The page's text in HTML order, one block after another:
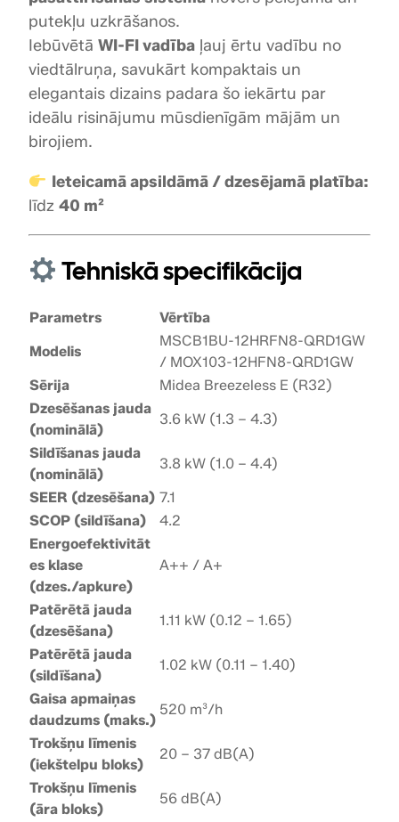
M
S
C
B
U
1
2
H
R
F
8
-
Q
R
D
1
G
W
/
M
O
X
1
0
3
-
1
2
H
F
N
8
-
Q
putekļu uzkrāšanos.
Iebūvētā WI-FI vadība ļauj ērtu vadību no
viedtālruņa, savukārt kompaktais un
elegantais dizains padara šo iekārtu par
ideālu risinājumu mūsdienīgām mājām un
birojiem.
Ieteicamā apsildāmā / dzesējamā platība:
līdz 40 m²
Tehniskā specifikācija
Parametrs
Vērtība
Modelis
MSCB1BU-12HRFN8-QRD1GW
/ MOX103-12HFN8-QRD1GW
Sērija
Midea Breezeless E (R32)
Dzesēšanas jauda
(nominālā)
3.6 kW (1.3 – 4.3)
Sildīšanas jauda
(nominālā)
3.8 kW (1.0 – 4.4)
SEER (dzesēšana) 7.1
SCOP (sildīšana)
4.2
Energoefektivitāt
es klase
(dzes./apkure)
A++ / A+
Patērētā jauda
(dzesēšana)
1.11 kW (0.12 – 1.65)
Patērētā jauda
(sildīšana)
1.02 kW (0.11 – 1.40)
Gaisa apmaiņas
daudzums (maks.)
520 m³/h
Trokšņu līmenis
(iekštelpu bloks)
20 – 37 dB(A)
Trokšņu līmenis
(āra bloks)
56 dB(A)